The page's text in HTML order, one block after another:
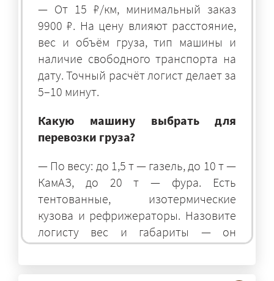
— От 15 ₽/км, минимальный заказ
9900 ₽. На цену влияют расстояние,
вес и объём груза, тип машины и
наличие свободного транспорта на
дату. Точный расчёт логист делает за
5–10 минут.
Какую машину выбрать для
перевозки груза?
— По весу: до 1,5 т — газель, до 10 т —
КамАЗ, до 20 т — фура. Есть
тентованные, изотермические
кузова и рефрижераторы. Назовите
логисту вес и габариты — он
подберёт оптимальный транспорт.